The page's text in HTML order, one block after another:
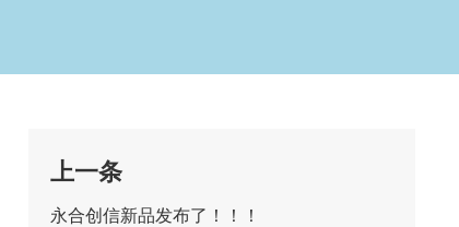
上一条
永合创信新品发布了！！！